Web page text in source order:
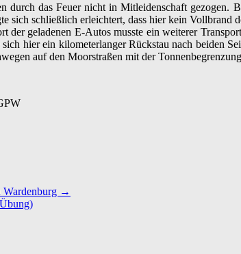
durch das Feuer nicht in Mitleidenschaft
sich schließlich erleichtert, dass hier kein
der geladenen E-Autos musste ein weiterer
hier ein kilometerlanger Rückstau nach beiden
auf den Moorstraßen mit der
Wardenburg →